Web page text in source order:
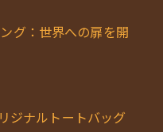
グ：世界への扉を開
ジナルトートバッグ